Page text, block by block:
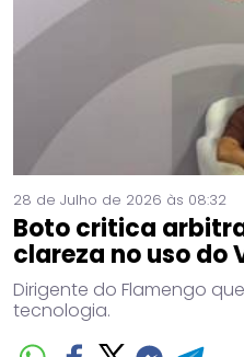
28 de Julho de 2026 às 08:32
Boto critica
clareza no uso do
Dirigente do Flamengo
tecnologia.